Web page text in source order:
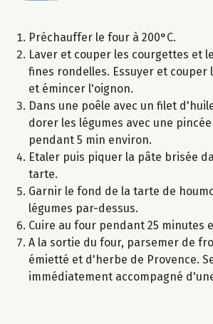
Préchauffer le four à 200°C.
Laver et couper les courgettes et
fines rondelles. Essuyer et couper
et émincer l'oignon.
Dans une poêle avec un filet
dorer les légumes avec une
pendant 5 min environ.
Etaler puis piquer la pâte brisée
tarte.
Garnir le fond de la tarte de
légumes par-dessus.
Cuire au four pendant 25 minutes
A la sortie du four, parsemer de
émietté et d'herbe de Provence.
immédiatement accompagné